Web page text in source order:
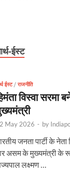
ईस्ट
ईस्ट/राजनीति
विस्वा सरमा
May 2026 - by
जनता पार्टी के
असम के मुख्यमंत्री के
लक्ष्मण …